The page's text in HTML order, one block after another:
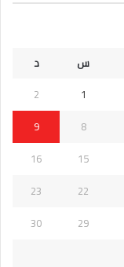
س
د
1
2
8
9
15
16
22
23
29
30